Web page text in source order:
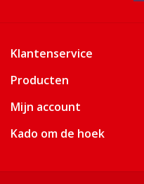
Klantenservice
Producten
Mijn account
Kado om de hoek